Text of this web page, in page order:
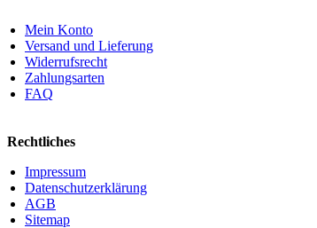
Mein Konto
Versand und Lieferung
Widerrufsrecht
Zahlungsarten
FAQ
Rechtliches
Impressum
Datenschutzerklärung
AGB
Sitemap